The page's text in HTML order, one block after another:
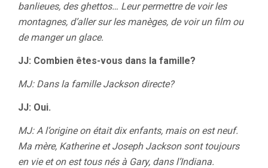
banlieues, des ghettos… Leur permettre de voir les
montagnes, d’aller sur les manèges, de voir un film ou
de manger un glace.
JJ: Combien êtes-vous dans la famille?
MJ: Dans la famille Jackson directe?
JJ: Oui.
MJ: A l’origine on était dix enfants, mais on est neuf.
Ma mère, Katherine et Joseph Jackson sont toujours
en vie et on est tous nés à Gary, dans l’Indiana.